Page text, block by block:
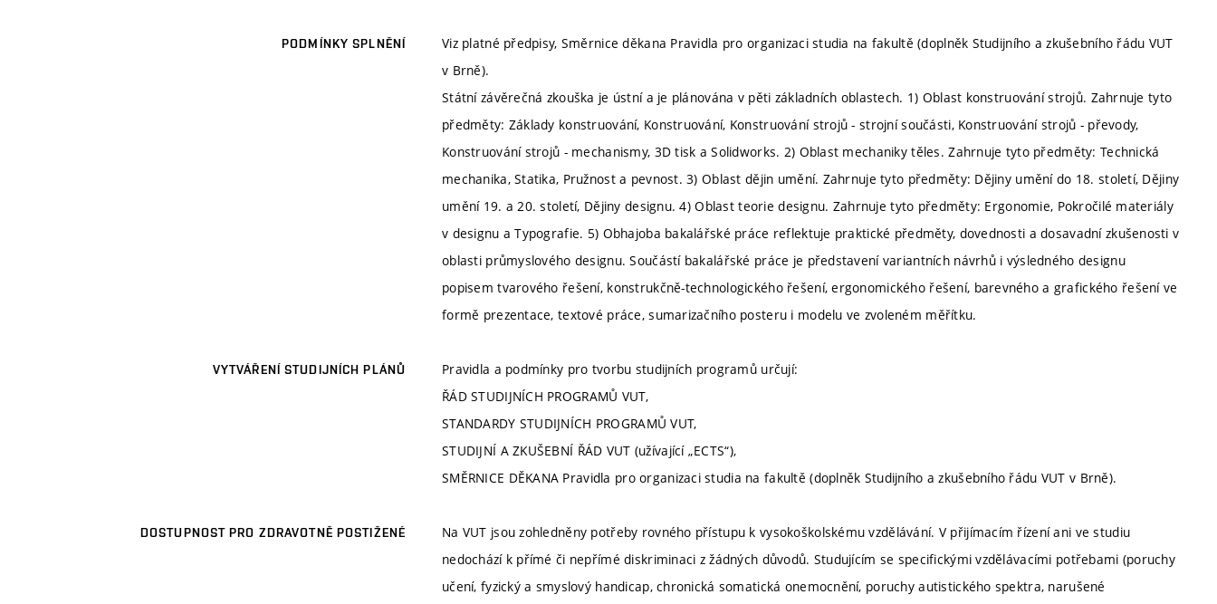
PODMÍNKY SPLNĚNÍ
Viz platné předpisy, Směrnice děkana Pravidla pro organizaci studia na fakultě (doplněk Studijního a zkušebního řádu VUT
v Brně).
Státní závěrečná zkouška je ústní a je plánována v pěti základních oblastech. 1) Oblast konstruování strojů. Zahrnuje tyto
předměty: Základy konstruování, Konstruování, Konstruování strojů - strojní součásti, Konstruování strojů - převody,
Konstruování strojů - mechanismy, 3D tisk a Solidworks. 2) Oblast mechaniky těles. Zahrnuje tyto předměty: Technická
mechanika, Statika, Pružnost a pevnost. 3) Oblast dějin umění. Zahrnuje tyto předměty: Dějiny umění do 18. století, Dějiny
umění 19. a 20. století, Dějiny designu. 4) Oblast teorie designu. Zahrnuje tyto předměty: Ergonomie, Pokročilé materiály
v designu a Typografie. 5) Obhajoba bakalářské práce reflektuje praktické předměty, dovednosti a dosavadní zkušenosti v
oblasti průmyslového designu. Součástí bakalářské práce je představení variantních návrhů i výsledného designu
popisem tvarového řešení, konstrukčně-technologického řešení, ergonomického řešení, barevného a grafického řešení ve
formě prezentace, textové práce, sumarizačního posteru i modelu ve zvoleném měřítku.
VYTVÁŘENÍ STUDIJNÍCH PLÁNŮ
Pravidla a podmínky pro tvorbu studijních programů určují:
ŘÁD STUDIJNÍCH PROGRAMŮ VUT,
STANDARDY STUDIJNÍCH PROGRAMŮ VUT,
STUDIJNÍ A ZKUŠEBNÍ ŘÁD VUT (užívající „ECTS“),
SMĚRNICE DĚKANA Pravidla pro organizaci studia na fakultě (doplněk Studijního a zkušebního řádu VUT v Brně).
DOSTUPNOST PRO ZDRAVOTNĚ POSTIŽENÉ
Na VUT jsou zohledněny potřeby rovného přístupu k vysokoškolskému vzdělávání. V přijímacím řízení ani ve studiu
nedochází k přímé či nepřímé diskriminaci z žádných důvodů. Studujícím se specifickými vzdělávacími potřebami (poruchy
učení, fyzický a smyslový handicap, chronická somatická onemocnění, poruchy autistického spektra, narušené